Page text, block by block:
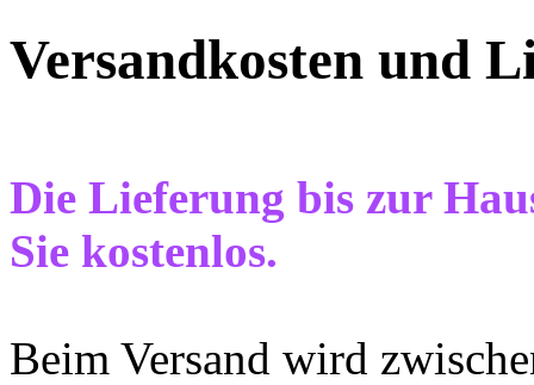
Versandkosten und
Die Lieferung bis zur
Sie kostenlos.
Beim Versand wird